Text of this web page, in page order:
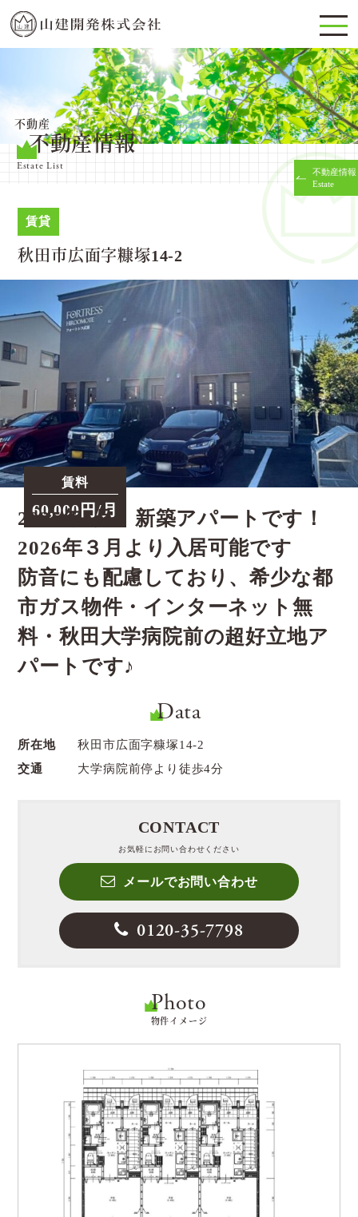
不動産
不動産情報
Estate List
不動産情報
Estate
賃貸
秋田市広面字糠塚14-2
賃料
60,000円/月
2025年1月 新築アパートです！
2026年３月より入居可能です
防音にも配慮しており、希少な都
市ガス物件・インターネット無
料・秋田大学病院前の超好立地ア
パートです♪
Data
所在地
秋田市広面字糠塚14-2
交通
大学病院前停より徒歩4分
CONTACT
お気軽にお問い合わせください
メールでお問い合わせ
0120-35-7798
Photo
物件イメージ